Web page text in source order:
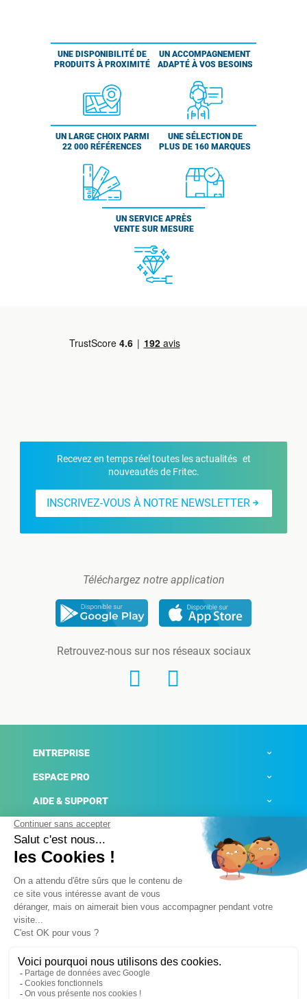
UNE DISPONIBILITÉ DE
PRODUITS À PROXIMITÉ
UN ACCOMPAGNEMENT
ADAPTÉ À VOS BESOINS
UN LARGE CHOIX PARMI
22 000 RÉFÉRENCES
UNE SÉLECTION DE
PLUS DE 160 MARQUES
UN SERVICE APRÈS
VENTE SUR MESURE
Recevez en temps réel toutes les actualités et
nouveautés de Fritec.
INSCRIVEZ-VOUS À NOTRE NEWSLETTER
Téléchargez notre application
Retrouvez-nous sur nos réseaux sociaux
ENTREPRISE
ESPACE PRO
AIDE & SUPPORT
ACTUALITÉS
Mentions légales
Conditions générales de ventes